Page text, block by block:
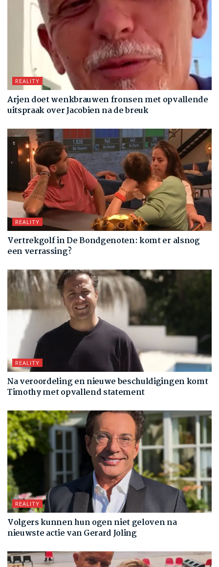
REALITY
Arjen doet wenkbrauwen fronsen met opvallende
uitspraak over Jacobien na de breuk
REALITY
Vertrekgolf in De Bondgenoten: komt er alsnog
een verrassing?
REALITY
Na veroordeling en nieuwe beschuldigingen komt
Timothy met opvallend statement
REALITY
Volgers kunnen hun ogen niet geloven na
nieuwste actie van Gerard Joling